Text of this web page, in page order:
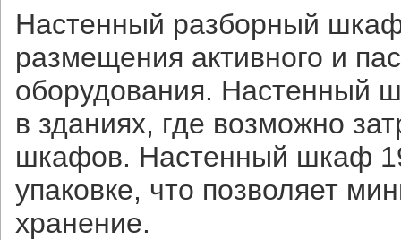
Настенный разборный
размещения активного и
оборудования. Настенный
в зданиях, где возможно
шкафов. Настенный шкаф
упаковке, что позволяет
хранение.